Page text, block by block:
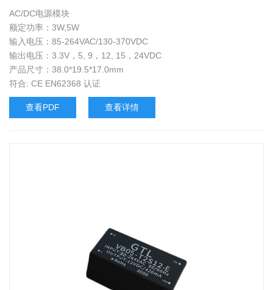
AC/DC电源模块
额定功率：3W,5W
输入电压：85-264VAC/130-370VDC
输出电压：3.3V，5, 9，12, 15，24VDC
产品尺寸：38.0*19.5*17.0mm
符合: CE EN62368 认证
查看PDF 查看详情